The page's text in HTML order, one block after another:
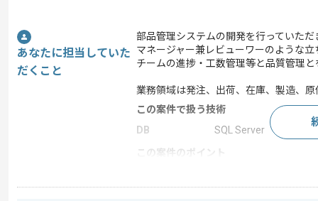
あなたに担当していた
だくこと
部品管理システムの開発を行っていただ
マネージャー兼レビューワーのような立
チームの進捗・工数管理等と品質管理
業務領域は発注、出荷、在庫、製造、
この案件で扱う技術
DB
SQL Server
この案件のポイント